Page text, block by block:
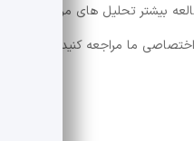
بیشتر تحلیل های مرتبط
ما مراجعه کنید: